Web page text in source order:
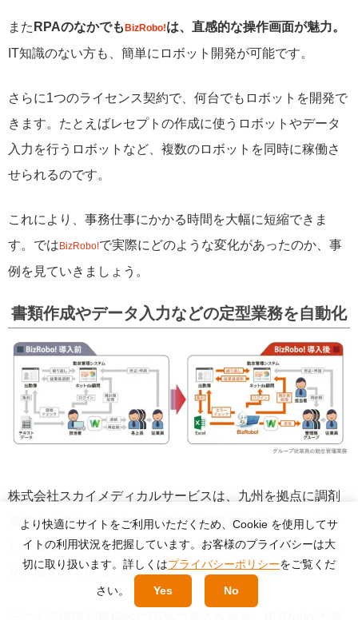
また RPAのなかでも BizRobo!は、直感的な操作画面が魅力。
IT知識のない方も、簡単にロボット開発が可能です。
さらに1つのライセンス契約で、何台でもロボットを開発で
きます。たとえばレセプトの作成に使うロボットやデータ
入力を行うロボットなど、複数のロボットを同時に稼働さ
せられるのです。
これにより、事務仕事にかかる時間を大幅に短縮できま
す。では BizRobo!で実際にどのような変化があったのか、事
例を見ていきましょう。
書類作成やデータ入力などの定型業務を自動化
株式会社スカイメディカルサービスは、九州を拠点に調剤
薬局や介護サービスなどを手広く展開する企業です。しか
し、事業分野の拡大にともない、総務や経理の業務が複雑
化・増大していました。
より快適にサイトをご利用いただくため、Cookie を使用してサ
イトの利用状況を把握しています。お客様のプライバシーは大
切に取り扱います。詳しくはプライバシーポリシーをご覧くだ
さい。 Yes No